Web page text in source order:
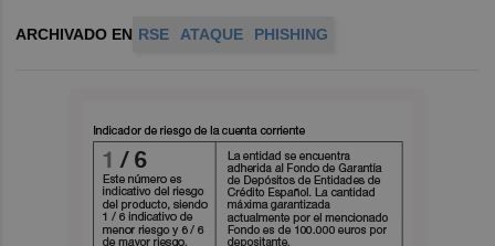
ARCHIVADO EN RSE ATAQUE PHISHING